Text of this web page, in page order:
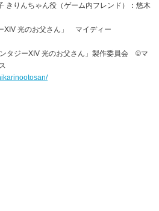
きりんちゃん役（ゲーム内フレンド）：悠木
XIV 光のお父さん」 マイディー
タジーXIV 光のお父さん」製作委員会 ©マ